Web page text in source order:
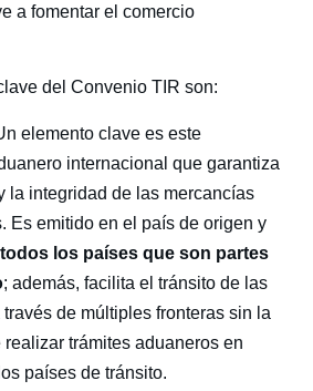
a fomentar el comercio
del Convenio TIR son:
elemento clave es este
internacional que garantiza
la integridad de las mercancías
Es emitido en el país de origen y
los países que son partes
; además, facilita el tránsito de las
de múltiples fronteras sin la
trámites aduaneros en
países de tránsito.